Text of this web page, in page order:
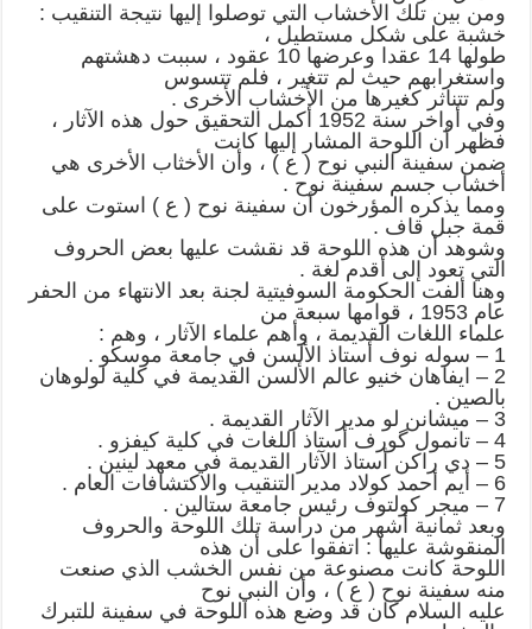
ومن بين تلك الأخشاب التي توصلوا إليها نتيجة التنقيب :
خشبة على شكل مستطيل ،
طولها 14 عقدا وعرضها 10 عقود ، سببت دهشتهم
واستغرابهم حيث لم تتغير ، فلم تتسوس
ولم تتناثر كغيرها من الأخشاب الأخرى .
وفي أواخر سنة 1952 أكمل التحقيق حول هذه الآثار ،
فظهر أن اللوحة المشار إليها كانت
ضمن سفينة النبي نوح ( ع ) ، وأن الأخثاب الأخرى هي
أخشاب جسم سفينة نوح .
ومما يذكره المؤرخون أن سفينة نوح ( ع ) استوت على
قمة جبل قاف .
وشوهد أن هذه اللوحة قد نقشت عليها بعض الحروف
التي تعود إلى أقدم لغة .
وهنا ألفت الحكومة السوفيتية لجنة بعد الانتهاء من الحفر
عام 1953 ، قوامها سبعة من
علماء اللغات القديمة ، وأهم علماء الآثار ، وهم :
1 – سوله نوف أستاذ الألسن في جامعة موسكو .
2 – ايفاهان خنيو عالم الألسن القديمة في كلية لولوهان
بالصين .
3 – ميشانن لو مدير الآثار القديمة .
4 – تانمول گورف أستاذ اللغات في كلية كيفزو .
5 – دي راكن أستاذ الآثار القديمة في معهد لينين .
6 – أيم أحمد كولاد مدير التنقيب والاكتشافات العام .
7 – ميجر كولتوف رئيس جامعة ستالين .
وبعد ثمانية أشهر من دراسة تلك اللوحة والحروف
المنقوشة عليها : اتفقوا على أن هذه
اللوحة كانت مصنوعة من نفس الخشب الذي صنعت
منه سفينة نوح ( ع ) ، وأن النبي نوح
عليه السلام كان قد وضع هذه اللوحة في سفينة للتبرك